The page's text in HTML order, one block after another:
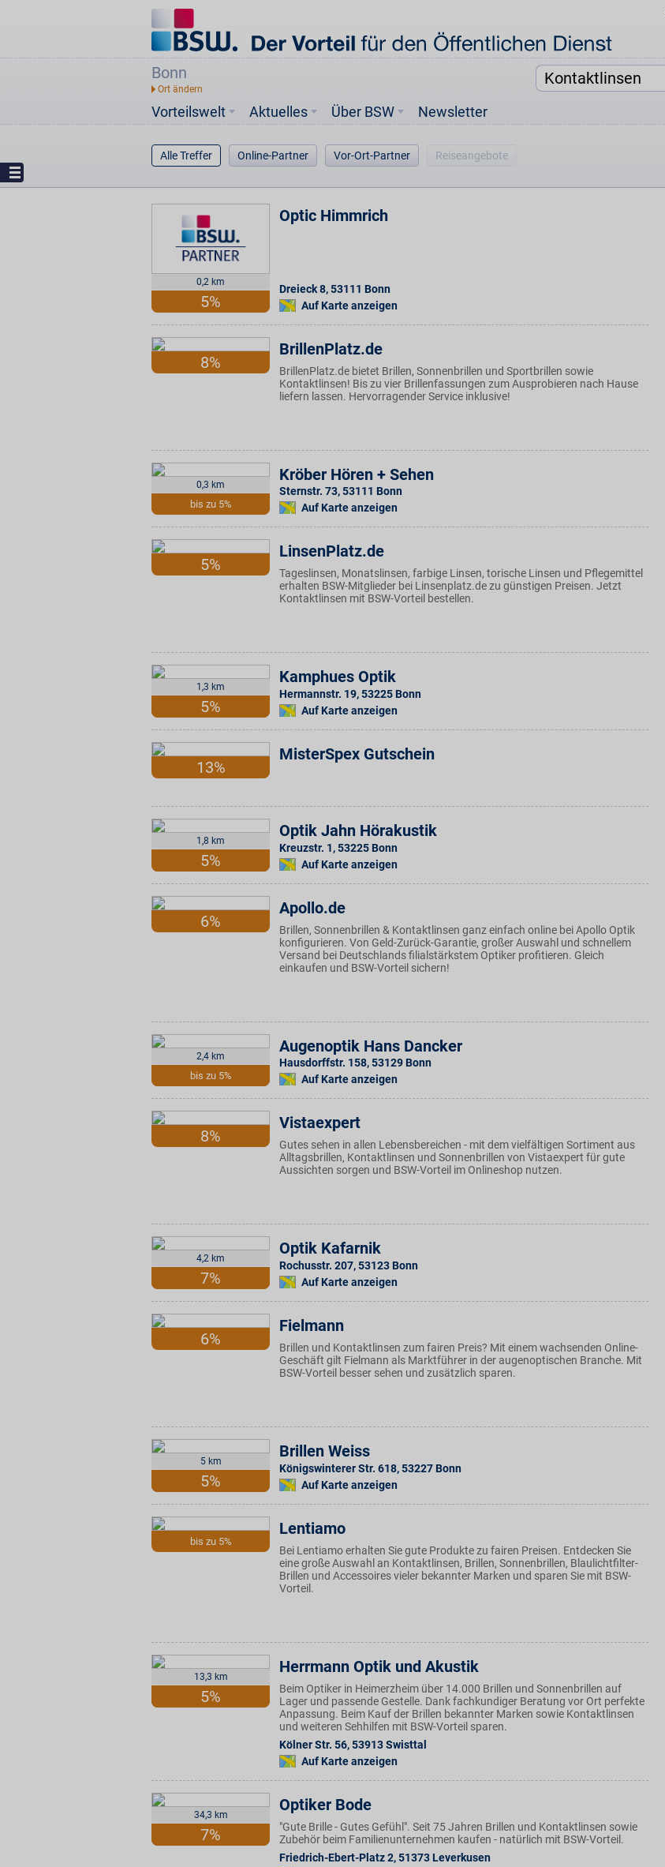
Bonn
Vorteilswelt Aktuelles Über BSW Newsletter
Alle Treffer Online-Partner Vor-Ort-Partner Reiseangebote
0,2 km
5%
Optic Himmrich
Dreieck 8,53111 Bonn
Auf Karte anzeigen
8%
BrillenPlatz.de
BrillenPlatz.de bietet Brillen, Sonnenbrillen und Sportbrillen sowie
Kontaktlinsen! Bis zu vier Brillenfassungen zum Ausprobieren nach Hause
liefern lassen. Hervorragender Service inklusive!
0,3 km
bis zu 5%
Kröber Hören + Sehen
Sternstr. 73,53111 Bonn
Auf Karte anzeigen
5%
LinsenPlatz.de
Tageslinsen, Monatslinsen, farbige Linsen, torische Linsen und Pflegemittel
erhalten BSW-Mitglieder bei Linsenplatz.de zu günstigen Preisen. Jetzt
Kontaktlinsen mit BSW-Vorteil bestellen.
1,3 km
5%
Kamphues Optik
Hermannstr. 19,53225 Bonn
Auf Karte anzeigen
13%
MisterSpex Gutschein
1,8 km
5%
Optik Jahn Hörakustik
Kreuzstr. 1,53225 Bonn
Auf Karte anzeigen
6%
Apollo.de
Brillen, Sonnenbrillen & Kontaktlinsen ganz einfach online bei Apollo Optik
konfigurieren. Von Geld-Zurück-Garantie, großer Auswahl und schnellem
Versand bei Deutschlands filialstärkstem Optiker profitieren. Gleich
einkaufen und BSW-Vorteil sichern!
2,4 km
bis zu 5%
Augenoptik Hans Dancker
Hausdorffstr. 158,53129 Bonn
Auf Karte anzeigen
8%
Vistaexpert
Gutes sehen in allen Lebensbereichen - mit dem vielfältigen Sortiment aus
Alltagsbrillen, Kontaktlinsen und Sonnenbrillen von Vistaexpert für gute
Aussichten sorgen und BSW-Vorteil im Onlineshop nutzen.
4,2 km
7%
Optik Kafarnik
Rochusstr. 207,53123 Bonn
Auf Karte anzeigen
6%
Fielmann
Brillen und Kontaktlinsen zum fairen Preis? Mit einem wachsenden Online-
Geschäft gilt Fielmann als Marktführer in der augenoptischen Branche. Mit
BSW-Vorteil besser sehen und zusätzlich sparen.
5 km
5%
Brillen Weiss
Königswinterer Str. 618,53227 Bonn
Auf Karte anzeigen
bis zu 5%
Lentiamo
Bei Lentiamo erhalten Sie gute Produkte zu fairen Preisen. Entdecken Sie
eine große Auswahl an Kontaktlinsen, Brillen, Sonnenbrillen, Blaulichtfilter-
Brillen und Accessoires vieler bekannter Marken und sparen Sie mit BSW-
Vorteil.
13,3 km
5%
Herrmann Optik und Akustik
Beim Optiker in Heimerzheim über 14.000 Brillen und Sonnenbrillen auf
Lager und passende Gestelle. Dank fachkundiger Beratung vor Ort perfekte
Anpassung. Beim Kauf der Brillen bekannter Marken sowie Kontaktlinsen
und weiteren Sehhilfen mit BSW-Vorteil sparen.
Kölner Str. 56,53913Swisttal
Auf Karte anzeigen
34,3 km
7%
Optiker Bode
"Gute Brille - Gutes Gefühl". Seit 75 Jahren Brillen und Kontaktlinsen sowie
Zubehör beim Familienunternehmen kaufen - natürlich mit BSW-Vorteil.
Friedrich-Ebert-Platz 2,51373 Leverkusen